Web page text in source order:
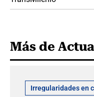
Más de
Irregularidades en